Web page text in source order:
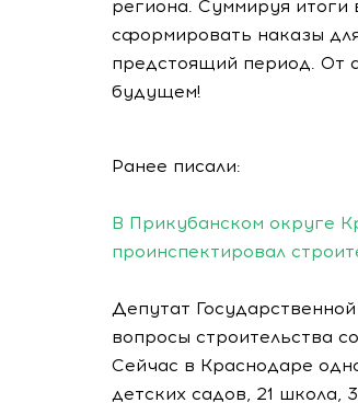
региона. Суммируя
сформировать наказы
предстоящий период. От
будущем!
Ранее писали:
В Прикубанском округе
проинспектировал
Депутат
вопросы строительства
Сейчас в Краснодаре
детских садов, 21 школа,